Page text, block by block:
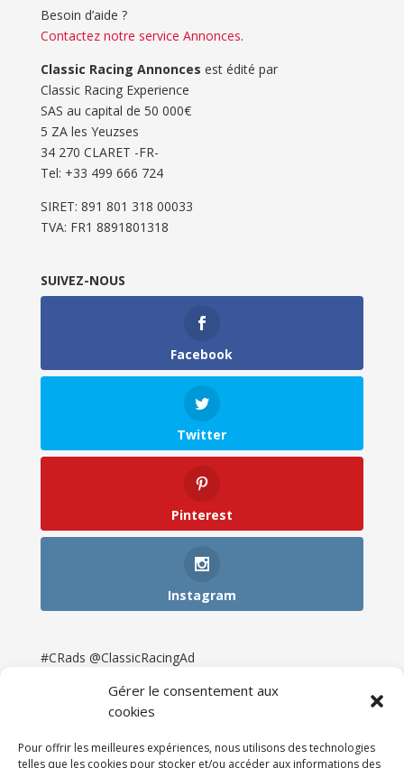
Gérer le consentement aux
cookies
Pour offrir les meilleures expériences, nous utilisons des technologies
telles que les cookies pour stocker et/ou accéder aux informations des
Besoin d’aide ?
Contactez notre service Annonces.
Classic Racing Annonces est édité par
Classic Racing Experience
SAS au capital de 50 000€
5 ZA les Yeuzses
34 270 CLARET -FR-
Tel: ‭+33 499 666 724‬
SIRET: 891 801 318 00033
TVA: FR1 8891801318
SUIVEZ-NOUS
Facebook
Twitter
Pinterest
Instagram
#CRads @ClassicRacingAd